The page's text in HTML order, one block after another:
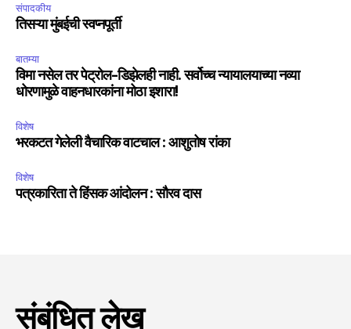
संपादकीय
तिसऱ्या मुंबईची स्वप्नपूर्ती
बातम्या
विमा नसेल तर पेट्रोल-डिझेलही नाही. सर्वोच्च न्यायालयाच्या नव्या
धोरणामुळे वाहनधारकांना मोठा इशारा!
विशेष
भरकटत गेलेली वैचारिक वाटचाल : आशुतोष रांका
विशेष
पत्रकारिता ते हिंसक आंदोलन : सौरव दास
संबंधित लेख